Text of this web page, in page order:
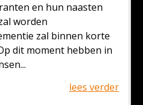
en hun naasten
worden
zal binnen korte
dit moment hebben in
lees verder